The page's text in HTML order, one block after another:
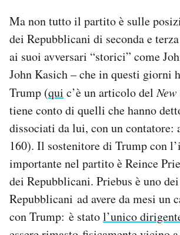
Ma non tutto il partito è sulle
dei Repubblicani di seconda e
ai suoi avversari “storici” come
John Kasich – che in questi giorni
Trump (qui c’è un articolo del
tiene conto di quelli che hanno
dissociati da lui, con un contatore:
160). Il sostenitore di Trump con
importante nel partito è Reince
dei Repubblicani. Priebus è uno
Repubblicani ad avere da mesi un
con Trump: è statol’unico